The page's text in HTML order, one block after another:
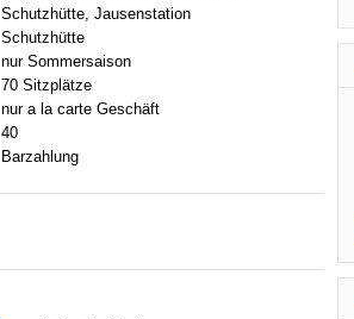
Schutzhütte, Jausenstation
Schutzhütte
nur Sommersaison
70 Sitzplätze
nur a la carte Geschäft
40
Barzahlung